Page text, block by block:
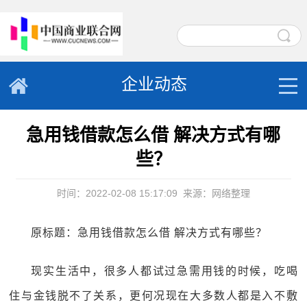
企业动态
急用钱借款怎么借 解决方式有哪
些？
时间：2022-02-08 15:17:09 来源：网络整理
原标题：急用钱借款怎么借 解决方式有哪些？
现实生活中，很多人都试过急需用钱的时候，吃喝
住与金钱脱不了关系，更何况现在大多数人都是入不敷